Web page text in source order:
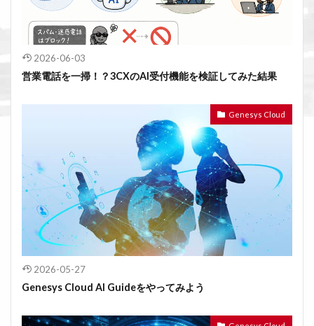
2026-06-03
営業電話を一掃！？3CXのAI受付機能を検証してみた結果
Genesys Cloud
2026-05-27
Genesys Cloud AI Guideをやってみよう